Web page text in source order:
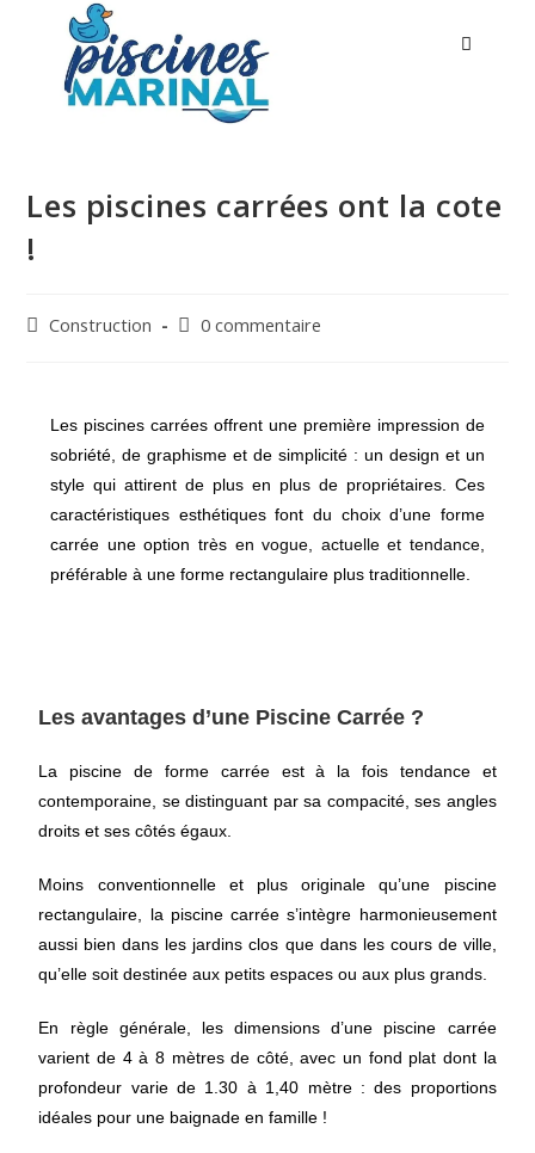
Les piscines carrées ont la cote
!
Construction 0 commentaire
Les piscines carrées offrent une première impression de
sobriété, de graphisme et de simplicité : un design et un
style qui attirent de plus en plus de propriétaires. Ces
caractéristiques esthétiques font du choix d’une forme
carrée une option très en vogue, actuelle et tendance,
préférable à une forme rectangulaire plus traditionnelle.
Les avantages d’une Piscine Carrée ?
La piscine de forme carrée est à la fois tendance et
contemporaine, se distinguant par sa compacité, ses angles
droits et ses côtés égaux.
Moins conventionnelle et plus originale qu’une piscine
rectangulaire, la piscine carrée s’intègre harmonieusement
aussi bien dans les jardins clos que dans les cours de ville,
qu’elle soit destinée aux petits espaces ou aux plus grands.
En règle générale, les dimensions d’une piscine carrée
varient de 4 à 8 mètres de côté, avec un fond plat dont la
profondeur varie de 1.30 à 1,40 mètre : des proportions
idéales pour une baignade en famille !